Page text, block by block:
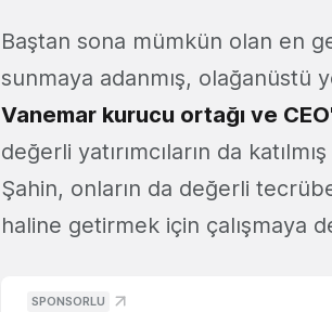
Baştan sona mümkün olan en
sunmaya adanmış, olağanüstü
Vanemar kurucu ortağı ve
değerli yatırımcıların da
Şahin, onların da değerli
haline getirmek için çalışmaya
SPONSORLU